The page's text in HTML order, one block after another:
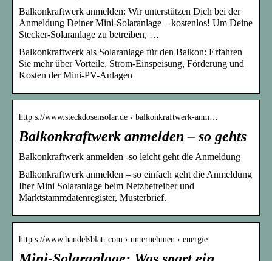
Balkonkraftwerk anmelden: Wir unterstützen Dich bei der
Anmeldung Deiner Mini-Solaranlage – kostenlos! Um Deine
Stecker-Solaranlage zu betreiben, …
Balkonkraftwerk als Solaranlage für den Balkon: Erfahren
Sie mehr über Vorteile, Strom-Einspeisung, Förderung und
Kosten der Mini-PV-Anlagen
http s://www.steckdosensolar.de › balkonkraftwerk-anm…
Balkonkraftwerk anmelden – so gehts
Balkonkraftwerk anmelden -so leicht geht die Anmeldung
Balkonkraftwerk anmelden – so einfach geht die Anmeldung
Iher Mini Solaranlage beim Netzbetreiber und
Marktstammdatenregister, Musterbrief.
http s://www.handelsblatt.com › unternehmen › energie